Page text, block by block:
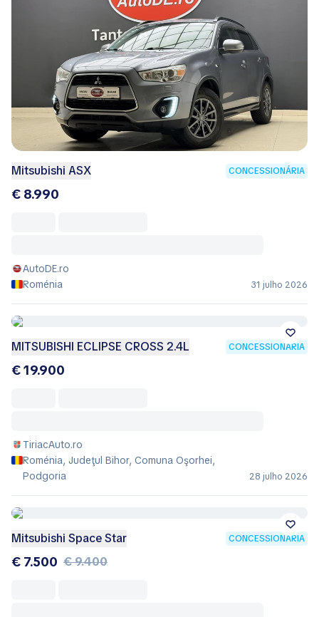
Mitsubishi ASX CONCESSIONÁRIA
€ 8.990
AutoDE.ro
Roménia
31 julho 2026
MITSUBISHI ECLIPSE CROSS 2.4L CONCESSIONÁRIA
€ 19.900
TiriacAuto.ro
Roménia, Judeţul Bihor, Comuna Oşorhei,
Podgoria
28 julho 2026
Mitsubishi Space Star CONCESSIONÁRIA
€ 7.500 € 9.400